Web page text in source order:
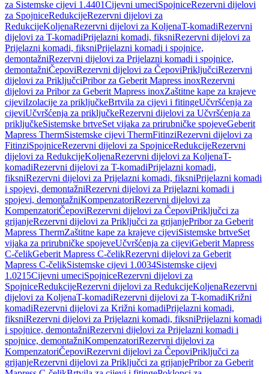
za Sistemske cijevi 1.4401Cijevni umeciSpojniceRezervni dijelovi
za SpojniceRedukcijeRezervni dijelovi za
RedukcijeKoljenaRezervni dijelovi za KoljenaT-komadiRezervni
dijelovi za T-komadiPrijelazni komadi, fiksniRezervni dijelovi za
Prijelazni komadi, fiksniPrijelazni komadi i spojnice,
demontažniRezervni dijelovi za Prijelazni komadi i spojnice,
demontažniČepoviRezervni dijelovi za ČepoviPriključciRezervni
dijelovi za PriključciPribor za Geberit Mapress inoxRezervni
dijelovi za Pribor za Geberit Mapress inoxZaštitne kape za krajeve
cijeviIzolacije za priključkeBrtvila za cijevi i fitingeUčvršćenja za
cijeviUčvršćenja za priključkeRezervni dijelovi za Učvršćenja za
priključkeSistemske brtveSet vijaka za prirubničke spojeveGeberit
Mapress ThermSistemske cijevi ThermFitinziRezervni dijelovi za
FitinziSpojniceRezervni dijelovi za SpojniceRedukcijeRezervni
dijelovi za RedukcijeKoljenaRezervni dijelovi za KoljenaT-
komadiRezervni dijelovi za T-komadiPrijelazni komadi,
fiksniRezervni dijelovi za Prijelazni komadi, fiksniPrijelazni komadi
i spojevi, demontažniRezervni dijelovi za Prijelazni komadi i
spojevi, demontažniKompenzatoriRezervni dijelovi za
KompenzatoriČepoviRezervni dijelovi za ČepoviPriključci za
grijanjeRezervni dijelovi za Priključci za grijanjePribor za Geberit
Mapress ThermZaštitne kape za krajeve cijeviSistemske brtveSet
vijaka za prirubničke spojeveUčvršćenja za cijeviGeberit Mapress
C-čelikGeberit Mapress C-čelikRezervni dijelovi za Geberit
Mapress C-čelikSistemske cijevi 1.0034Sistemske cijevi
1.0215Cijevni umeciSpojniceRezervni dijelovi za
SpojniceRedukcijeRezervni dijelovi za RedukcijeKoljenaRezervni
dijelovi za KoljenaT-komadiRezervni dijelovi za T-komadiKrižni
komadiRezervni dijelovi za Križni komadiPrijelazni komadi,
fiksniRezervni dijelovi za Prijelazni komadi, fiksniPrijelazni komadi
i spojnice, demontažniRezervni dijelovi za Prijelazni komadi i
spojnice, demontažniKompenzatoriRezervni dijelovi za
KompenzatoriČepoviRezervni dijelovi za ČepoviPriključci za
grijanjeRezervni dijelovi za Priključci za grijanjePribor za Geberit